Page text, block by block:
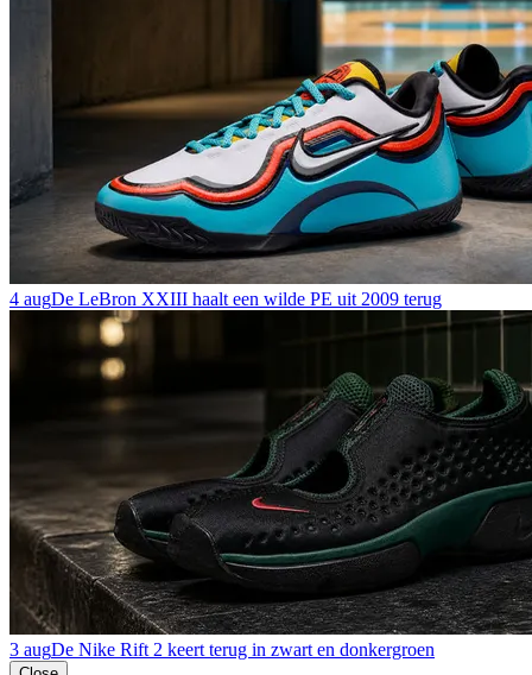
4 augDe LeBron XXIII haalt een wilde PE uit 2009 terug
3 augDe Nike Rift 2 keert terug in zwart en donkergroen